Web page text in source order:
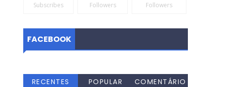
Subscribes Followers Followers
FACEBOOK
RECENTES POPULAR
COMENTÁRIO